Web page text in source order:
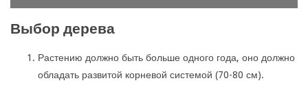
Выбор дерева
Растению должно быть больше одного года, оно должно
обладать развитой корневой системой (70-80 см).